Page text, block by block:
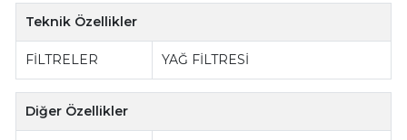
Teknik Özellikler
FİLTRELER YAĞ FİLTRESİ
Diğer Özellikler